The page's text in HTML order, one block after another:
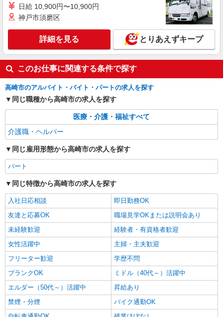
報酬、充実研修♪
時給1500円〜2125円 ＜日払い有/週払い有/交
通費全支給(ガソリン代含む)＞
高崎市 交通費全額支給
キープ 詳細を見る
派遣社員
株式会社kotrio /●TK-H-1849900
OK！働きやすさ◎
通費全支給(ガソリン代含む)＞
群馬県高崎市
キープ 詳細を見る
日給 10,900円〜10,900円
神戸市須磨区
詳細を見る とりあえずキープ
このお仕事に関連する条件で探す
高崎市のアルバイト・バイト・パートの求人を探す
同じ職種から高崎市の求人を探す
医療・介護・福祉すべて
介護職・ヘルパー
同じ雇用形態から高崎市の求人を探す
パート
同じ特徴から高崎市の求人を探す
入社日応相談
即日勤務OK
友達と応募OK
職場見学OKまたは説明会あり
未経験歓迎
経験者・有資格者歓迎
女性活躍中
主婦・主夫歓迎
フリーター歓迎
学歴不問
ブランクOK
ミドル（40代～）活躍中
エルダー（50代～）活躍中
昇給あり
禁煙・分煙
バイク通勤OK